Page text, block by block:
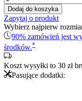
Listwa
do
brodzika
ścienna
do
szyby
-
stal
nierdzewna
Dodaj do koszyka
Zapytaj o produkt
Wybierz najpierw
90% zamówień jest
środków.*
Koszt wysyłki to 30 zł
Pasujące dodatki: